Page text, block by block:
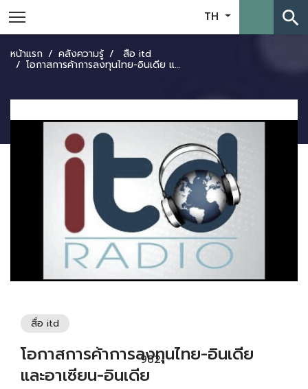
TH search
หน้าแรก คลังความรู้ สื่อ itd
โอกาสการค้าการลงทุนไทย-อินเดีย และอาเซียน-อินเดีย
สื่อ itd
982
โอกาสการค้าการลงทุนไทย-อินเดีย
และอาเซียน-อินเดีย